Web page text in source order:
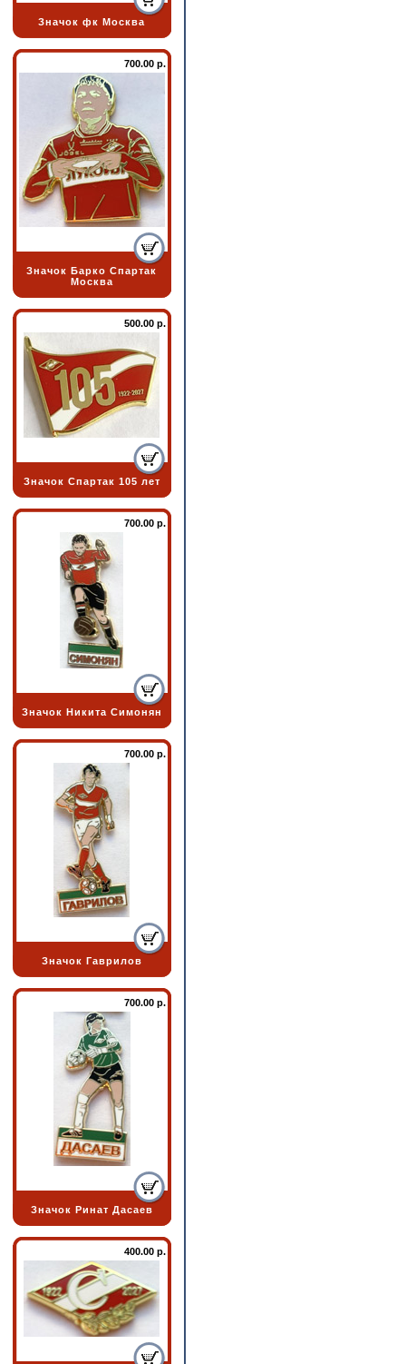
Значок фк Москва
700.00 р.
Значок Барко Спартак
Москва
500.00 р.
Значок Спартак 105 лет
700.00 р.
Значок Никита Симонян
700.00 р.
Значок Гаврилов
700.00 р.
Значок Ринат Дасаев
400.00 р.